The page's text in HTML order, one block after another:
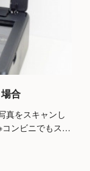
合
真をスキャンし
コンビニでもス…